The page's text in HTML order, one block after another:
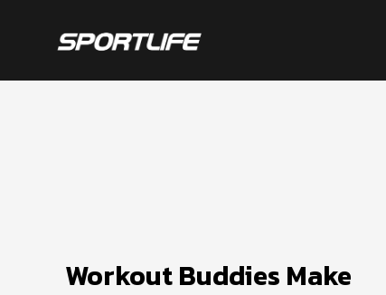
Workout Buddies Make